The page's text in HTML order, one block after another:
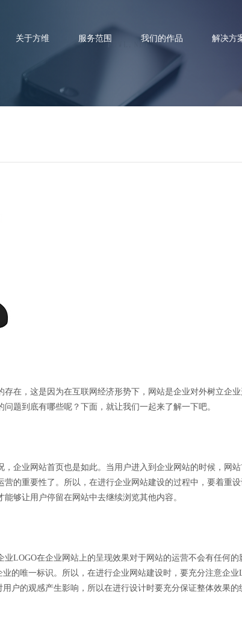
关于方维 服务范围 我们的作品 解决方
设过程中不可忽略的三大
在，这是因为在互联网经济形势下，网站是企业对外树立企
题到底有哪些呢？下面，就让我们一起来了解一下吧。
企业网站首页也是如此。当用户进入到企业网站的时候，网
的重要性了。所以，在进行企业网站建设的过程中，要着重
够让用户停留在网站中去继续浏览其他内容。
LOGO在企业网站上的呈现效果对于网站的运营不会有任何
的唯一标识。所以，在进行企业网站建设时，要充分注意企
户的观感产生影响，所以在进行设计时要充分保证整体效果的